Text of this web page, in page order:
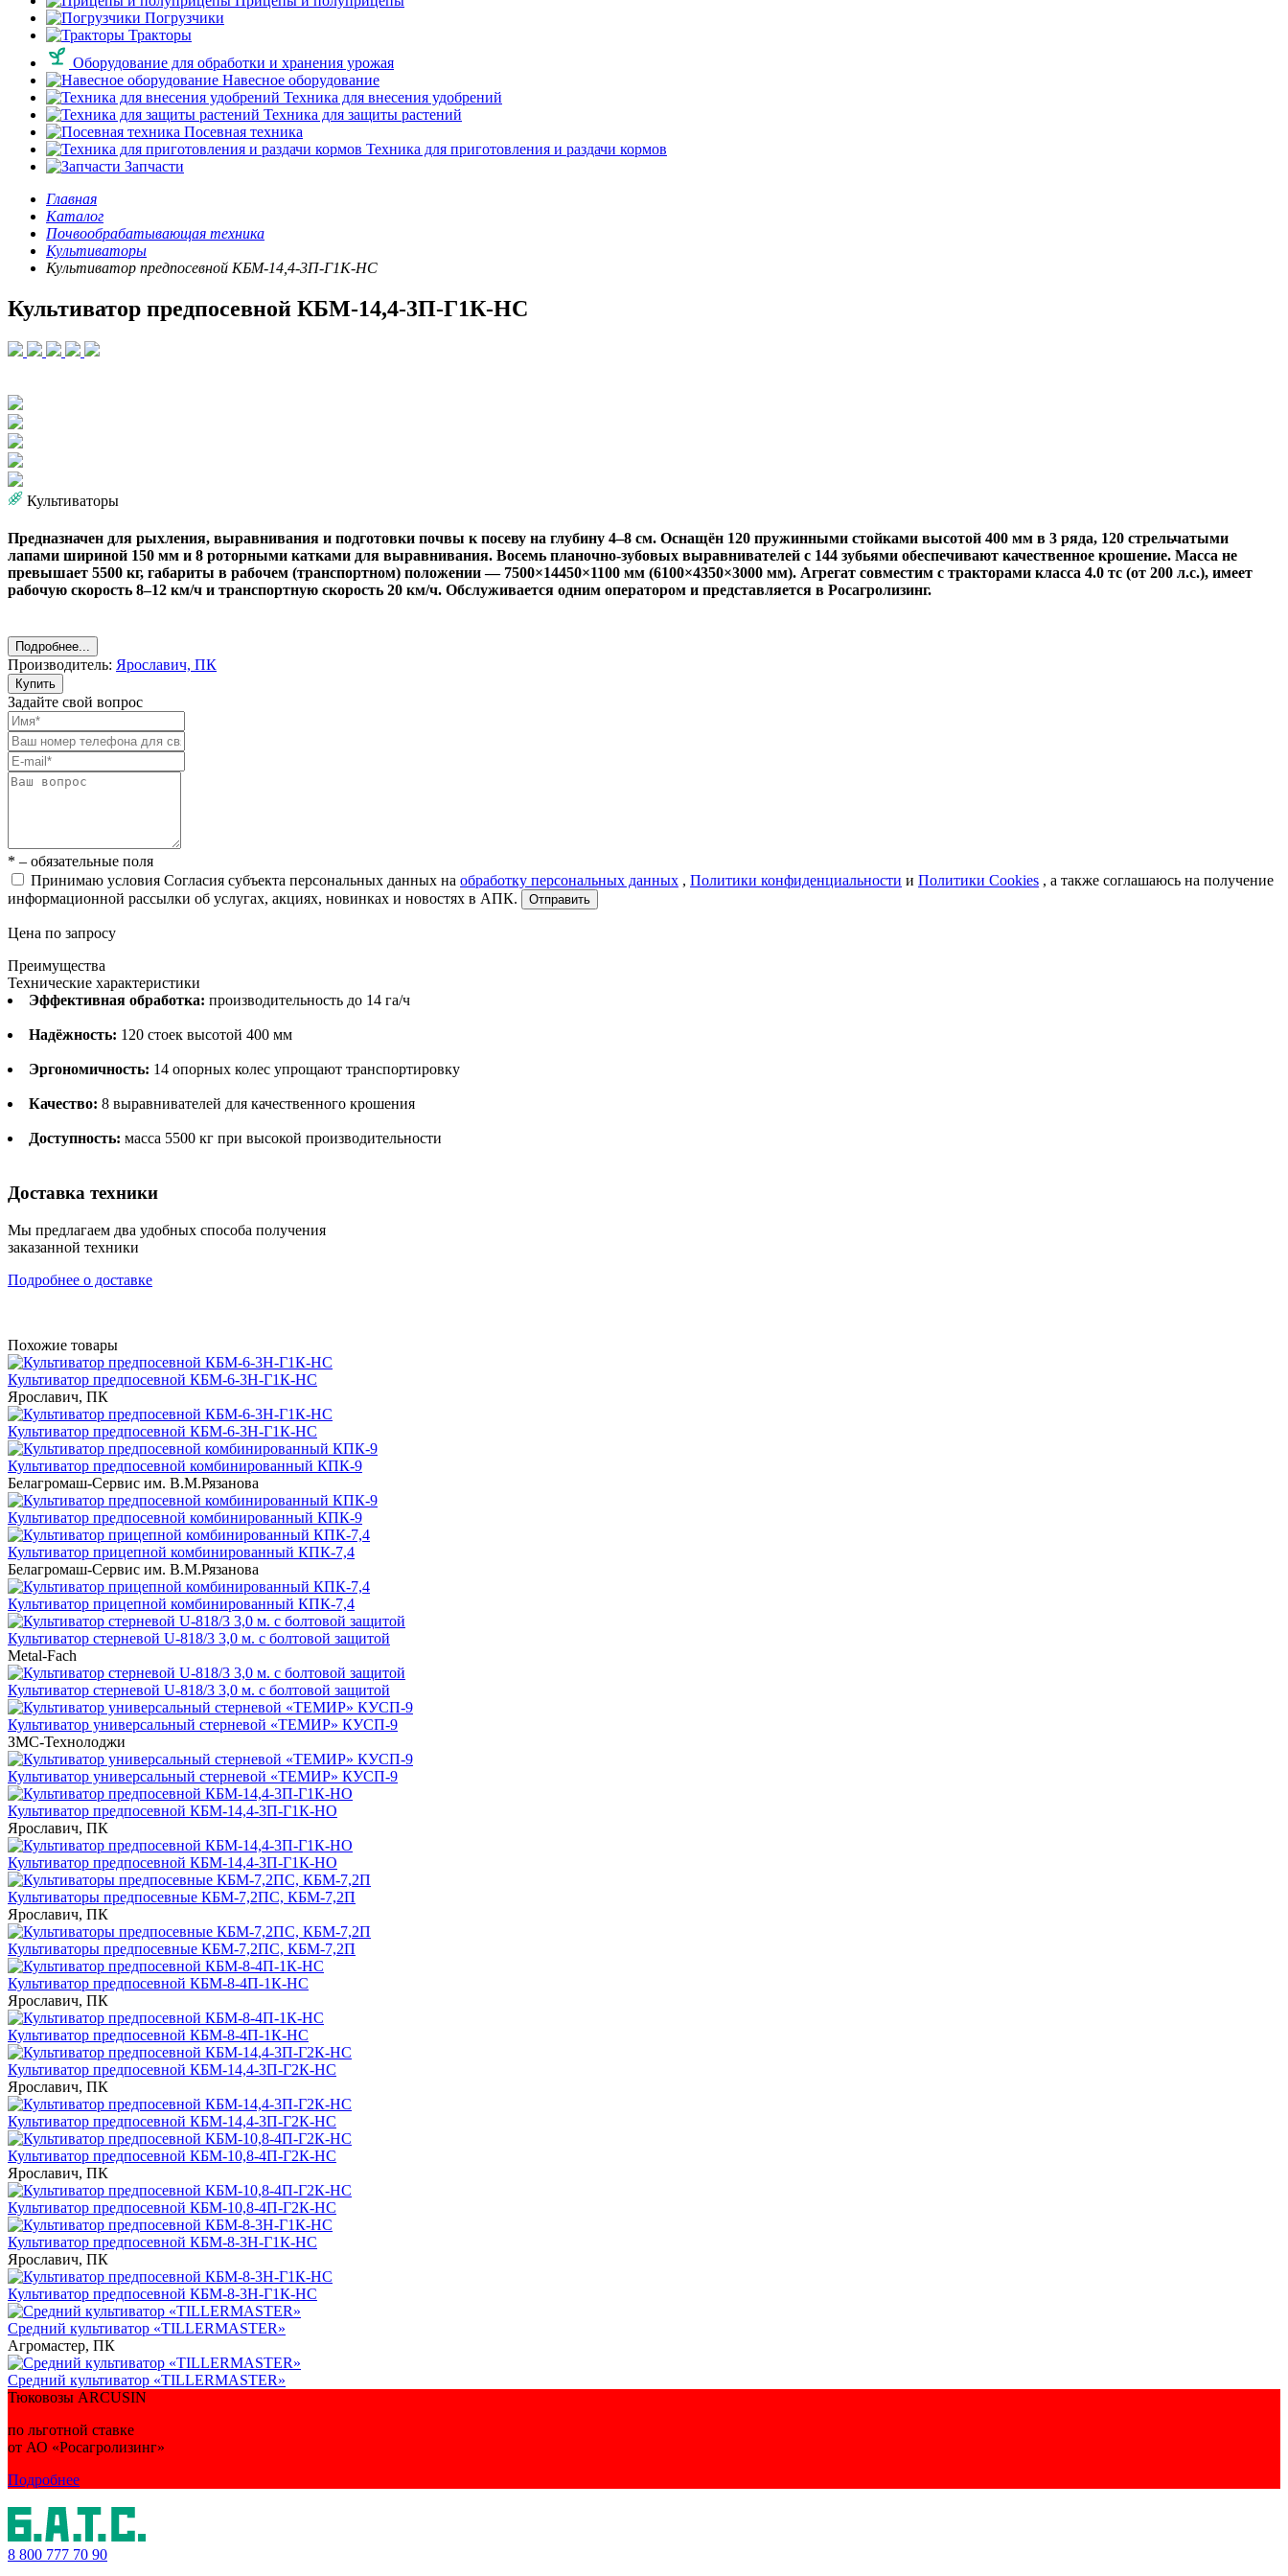
Погрузчики
Тракторы
Оборудование для обработки и хранения урожая
Навесное оборудование
Техника для внесения удобрений
Техника для защиты растений
Посевная техника
Техника для приготовления и раздачи кормов
Запчасти
Главная
Каталог
Почвообрабатывающая техника
Культиваторы
Культиватор предпосевной КБМ-14,4-3П-Г1К-НС
Культиватор предпосевной КБМ-14,4-3П-Г1К-НС
Культиваторы
Предназначен для рыхления, выравнивания и подготовки почвы к посеву на глубину 4–8 см. Оснащён 120 пружинными стойками высотой 400 мм в 3 ряда, 120 стрельчатыми
лапами шириной 150 мм и 8 роторными катками для выравнивания. Восемь планочно-зубовых выравнивателей с 144 зубьями обеспечивают качественное крошение. Масса не
превышает 5500 кг, габариты в рабочем (транспортном) положении — 7500×14450×1100 мм (6100×4350×3000 мм). Агрегат совместим с тракторами класса 4.0 тс (от 200 л.с.), имеет
рабочую скорость 8–12 км/ч и транспортную скорость 20 км/ч. Обслуживается одним оператором и представляется в Росагролизинг.
Подробнее...
Производитель: Ярославич, ПК
Купить
Задайте свой вопрос
* – обязательные поля
Принимаю условия Согласия субъекта персональных данных на обработку персональных данных , Политики конфиденциальности и Политики Cookies , а также соглашаюсь на получение
информационной рассылки об услугах, акциях, новинках и новостях в АПК.
Отправить
Цена по запросу
Преимущества
Технические характеристики
Эффективная обработка: производительность до 14 га/ч
Надёжность: 120 стоек высотой 400 мм
Эргономичность: 14 опорных колес упрощают транспортировку
Качество: 8 выравнивателей для качественного крошения
Доступность: масса 5500 кг при высокой производительности
Доставка техники
Мы предлагаем два удобных способа получения
заказанной техники
Подробнее о доставке
Похожие товары
Культиватор предпосевной КБМ-6-3Н-Г1К-НС
Ярославич, ПК
Культиватор предпосевной КБМ-6-3Н-Г1К-НС
Культиватор предпосевной комбинированный КПК-9
Белагромаш-Сервис им. В.М.Рязанова
Культиватор предпосевной комбинированный КПК-9
Культиватор прицепной комбинированный КПК-7,4
Белагромаш-Сервис им. В.М.Рязанова
Культиватор прицепной комбинированный КПК-7,4
Культиватор стерневой U-818/3 3,0 м. с болтовой защитой
Metal-Fach
Культиватор стерневой U-818/3 3,0 м. с болтовой защитой
Культиватор универсальный стерневой «ТЕМИР» КУСП-9
ЗМС-Технолоджи
Культиватор универсальный стерневой «ТЕМИР» КУСП-9
Культиватор предпосевной КБМ-14,4-3П-Г1К-НО
Ярославич, ПК
Культиватор предпосевной КБМ-14,4-3П-Г1К-НО
Культиваторы предпосевные КБМ-7,2ПС, КБМ-7,2П
Ярославич, ПК
Культиваторы предпосевные КБМ-7,2ПС, КБМ-7,2П
Культиватор предпосевной КБМ-8-4П-1К-НС
Ярославич, ПК
Культиватор предпосевной КБМ-8-4П-1К-НС
Культиватор предпосевной КБМ-14,4-3П-Г2К-НС
Ярославич, ПК
Культиватор предпосевной КБМ-14,4-3П-Г2К-НС
Культиватор предпосевной КБМ-10,8-4П-Г2К-НС
Ярославич, ПК
Культиватор предпосевной КБМ-10,8-4П-Г2К-НС
Культиватор предпосевной КБМ-8-3Н-Г1К-НС
Ярославич, ПК
Культиватор предпосевной КБМ-8-3Н-Г1К-НС
Средний культиватор «TILLERMASTER»
Агромастер, ПК
Средний культиватор «TILLERMASTER»
Тюковозы ARCUSIN
по льготной ставке
от АО «Росагролизинг»
Подробнее
8 800 777 70 90